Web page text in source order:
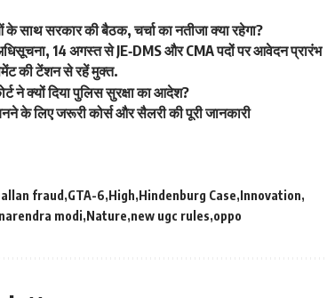
साथ सरकार की बैठक, चर्चा का नतीजा क्या रहेगा?
14 अगस्त से JE‑DMS और CMA पदों पर आवेदन प्रारंभ
की टेंशन से रहें मुक्त.
ने क्यों दिया पुलिस सुरक्षा का आदेश?
लिए जरूरी कोर्स और सैलरी की पूरी जानकारी
fraud GTA-6 High Hindenburg Case Innovation
narendra modi Nature new ugc rules oppo